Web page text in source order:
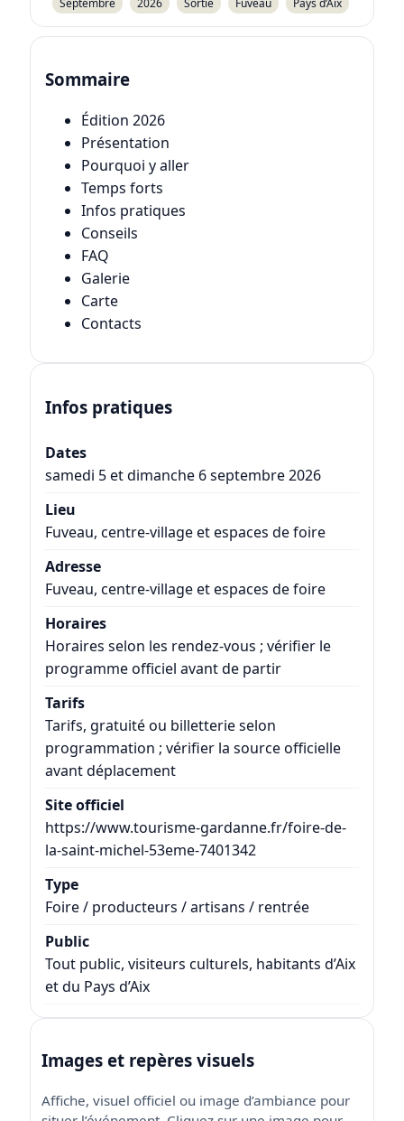
Sommaire
Édition 2026
Présentation
Pourquoi y aller
Temps forts
Infos pratiques
Conseils
FAQ
Galerie
Carte
Contacts
Infos pratiques
Dates
samedi 5 et dimanche 6 septembre 2026
Lieu
Fuveau, centre-village et espaces de foire
Adresse
Fuveau, centre-village et espaces de foire
Horaires
Horaires selon les rendez-vous ; vérifier le
programme officiel avant de partir
Tarifs
Tarifs, gratuité ou billetterie selon
programmation ; vérifier la source officielle
avant déplacement
Site officiel
https://www.tourisme-gardanne.fr/foire-de-
la-saint-michel-53eme-7401342
Type
Foire / producteurs / artisans / rentrée
Public
Tout public, visiteurs culturels, habitants d’Aix
et du Pays d’Aix
Images et repères visuels
Affiche, visuel officiel ou image d’ambiance pour